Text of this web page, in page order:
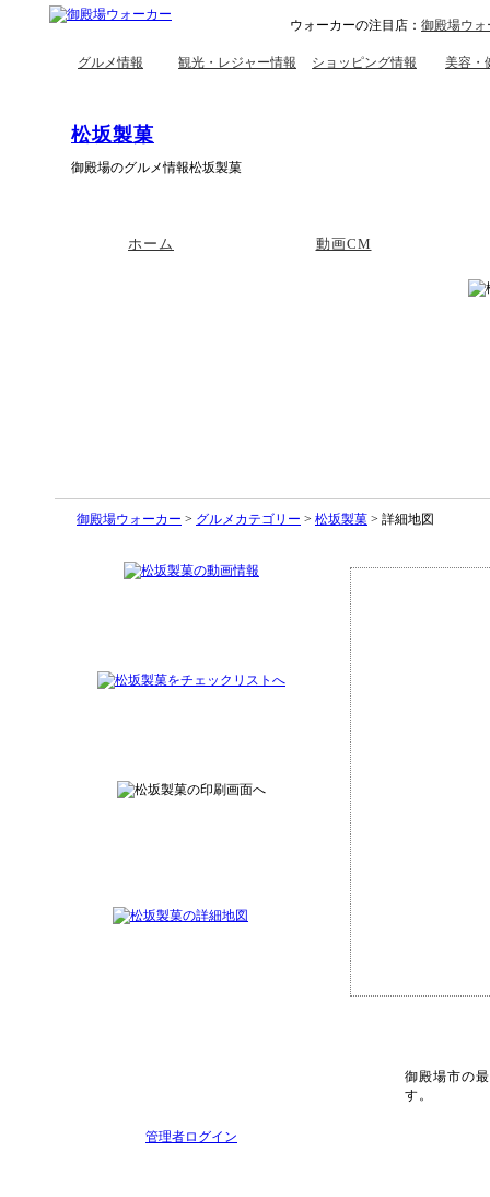
ウォーカーの注目店： 御殿場ウ
グルメ情報 観光・レジャー情報 ショッピング情報 美容・
松坂製菓
御殿場のグルメ情報松坂製菓
ホーム 動画CM
御殿場ウォーカー > グルメカテゴリー > 松坂製菓 > 詳細地図
管理者ログイン
御殿場市の
す。